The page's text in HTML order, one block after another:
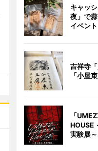
キャッ
夜」で
イベント
吉祥寺
「小屋
「
HOUSE
実験展